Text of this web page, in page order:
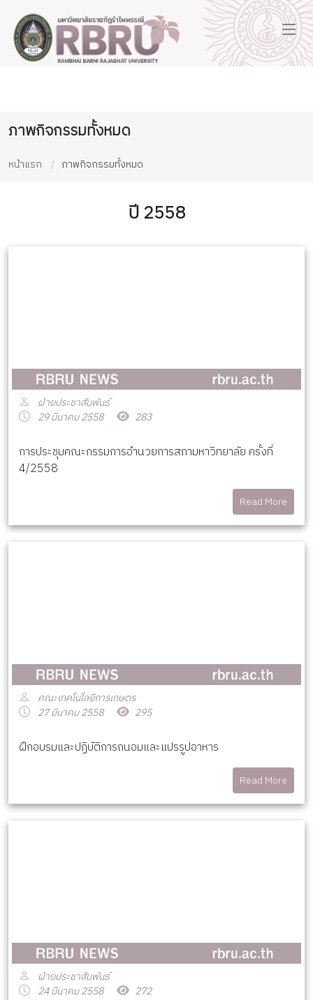
ภาพกิจกรรมทั้งหมด
หน้าแรก ภาพกิจกรรมทั้งหมด
ปี 2558
ฝ่ายประชาสัมพันธ์
29 มีนาคม 2558
283
การประชุมคณะกรรมการอำนวยการสภามหาวิทยาลัย ครั้งที่
4/2558
Read More
คณะเทคโนโลยีการเกษตร
27 มีนาคม 2558
295
ฝึกอบรมและปฏิบัติการถนอมและแปรรูปอาหาร
Read More
ฝ่ายประชาสัมพันธ์
24 มีนาคม 2558
272